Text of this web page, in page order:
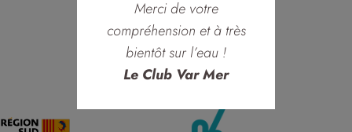
Merci de votre
compréhension et à très
bientôt sur l’eau !
Le Club Var Mer